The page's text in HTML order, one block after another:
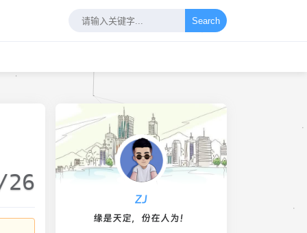
Search
26
ZJ
缘是天定，份在人为！